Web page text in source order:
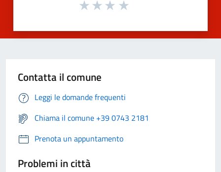
Contatta il comune
Leggi le domande frequenti
Chiama il comune +39 0743 2181
Prenota un appuntamento
Problemi in città